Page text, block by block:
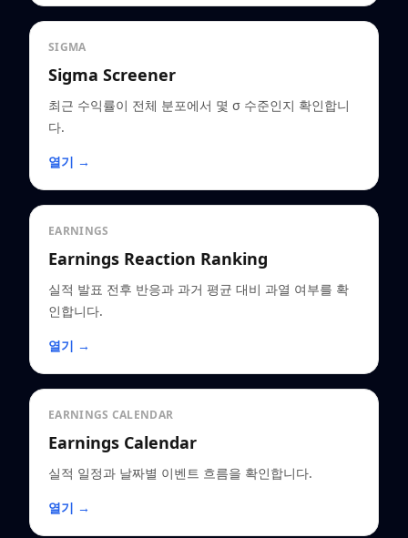
SIGMA
Sigma Screener
최근 수익률이 전체 분포에서 몇 σ 수준인지 확인합니
다.
열기 →
EARNINGS
Earnings Reaction Ranking
실적 발표 전후 반응과 과거 평균 대비 과열 여부를 확
인합니다.
열기 →
EARNINGS CALENDAR
Earnings Calendar
실적 일정과 날짜별 이벤트 흐름을 확인합니다.
열기 →